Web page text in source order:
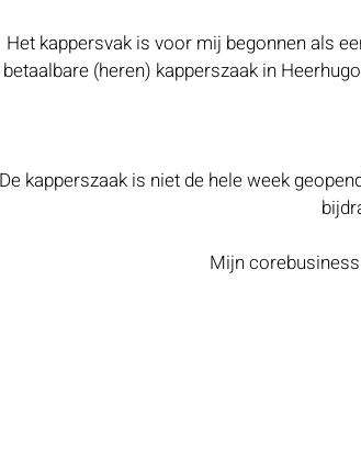
Het kappersvak is voor mij begonnen als
betaalbare (heren) kapperszaak in
De kapperszaak is niet de hele week
Mijn